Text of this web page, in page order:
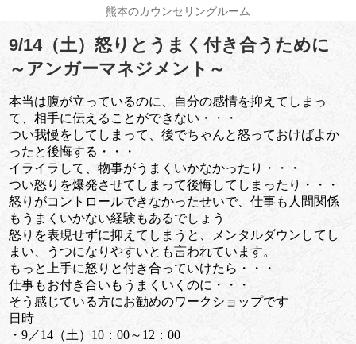
熊本のカウンセリングルーム
9/14（土）怒りとうまく付き合うために
～アンガーマネジメント～
本当は腹が立っているのに、自分の感情を抑えてしまっ
て、相手に伝えることができない・・・
つい我慢をしてしまって、後でちゃんと怒っておけばよか
ったと後悔する・・・
イライラして、物事がうまくいかなかったり・・・
つい怒りを爆発させてしまって後悔してしまったり・・・
怒りがコントロールできなかったせいで、仕事も人間関係
もうまくいかない経験もあるでしょう
怒りを表現せずに抑えてしまうと、メンタルダウンしてし
まい、うつになりやすいとも言われています。
もっと上手に怒りと付き合っていけたら・・・
仕事もお付き合いもうまくいくのに・・・
そう感じている方にお勧めのワークショップです
日時
・9／14（土）10：00～12：00